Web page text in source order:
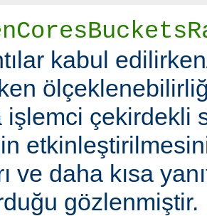
kabul
işlemci çekirdekli
ve daha kısa
gözlenmiştir.